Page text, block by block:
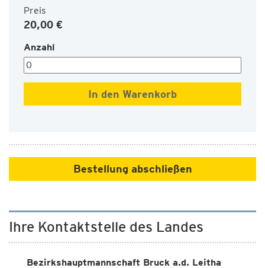
Preis
20,00 €
Anzahl
Bestellung abschließen
Ihre Kontaktstelle des Landes
Bezirkshauptmannschaft Bruck a.d. Leitha